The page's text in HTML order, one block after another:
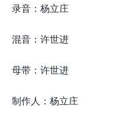
录音：杨立庄
混音：许世进
母带：许世进
制作人：杨立庄